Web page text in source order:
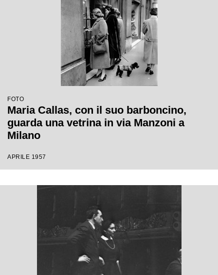
FOTO
Maria Callas, con il suo barboncino,
guarda una vetrina in via Manzoni a
Milano
APRILE 1957